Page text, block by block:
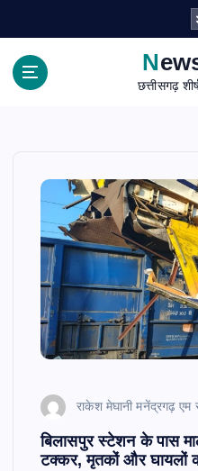
छत्तीसगढ़
राकेश मेघानी मनेंद्रगढ़ एम
बिलासपुर स्टेशन के पास
टक्कर, मृतकों और घायलों